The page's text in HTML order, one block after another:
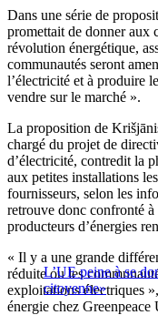
Dans une série de
promettait de donner aux
révolution énergétique,
communautés seront
l’électricité et à produire
vendre sur le marché ».
La proposition de
chargé du projet de
d’électricité, contredit la
aux petites installations
fournisseurs, selon les
retrouve donc confronté à
producteurs d’énergies
L’UE peine à se
citoyenne»
« Il y a une grande
réduite ou les
exploitations électriques
énergie chez Greenpeace